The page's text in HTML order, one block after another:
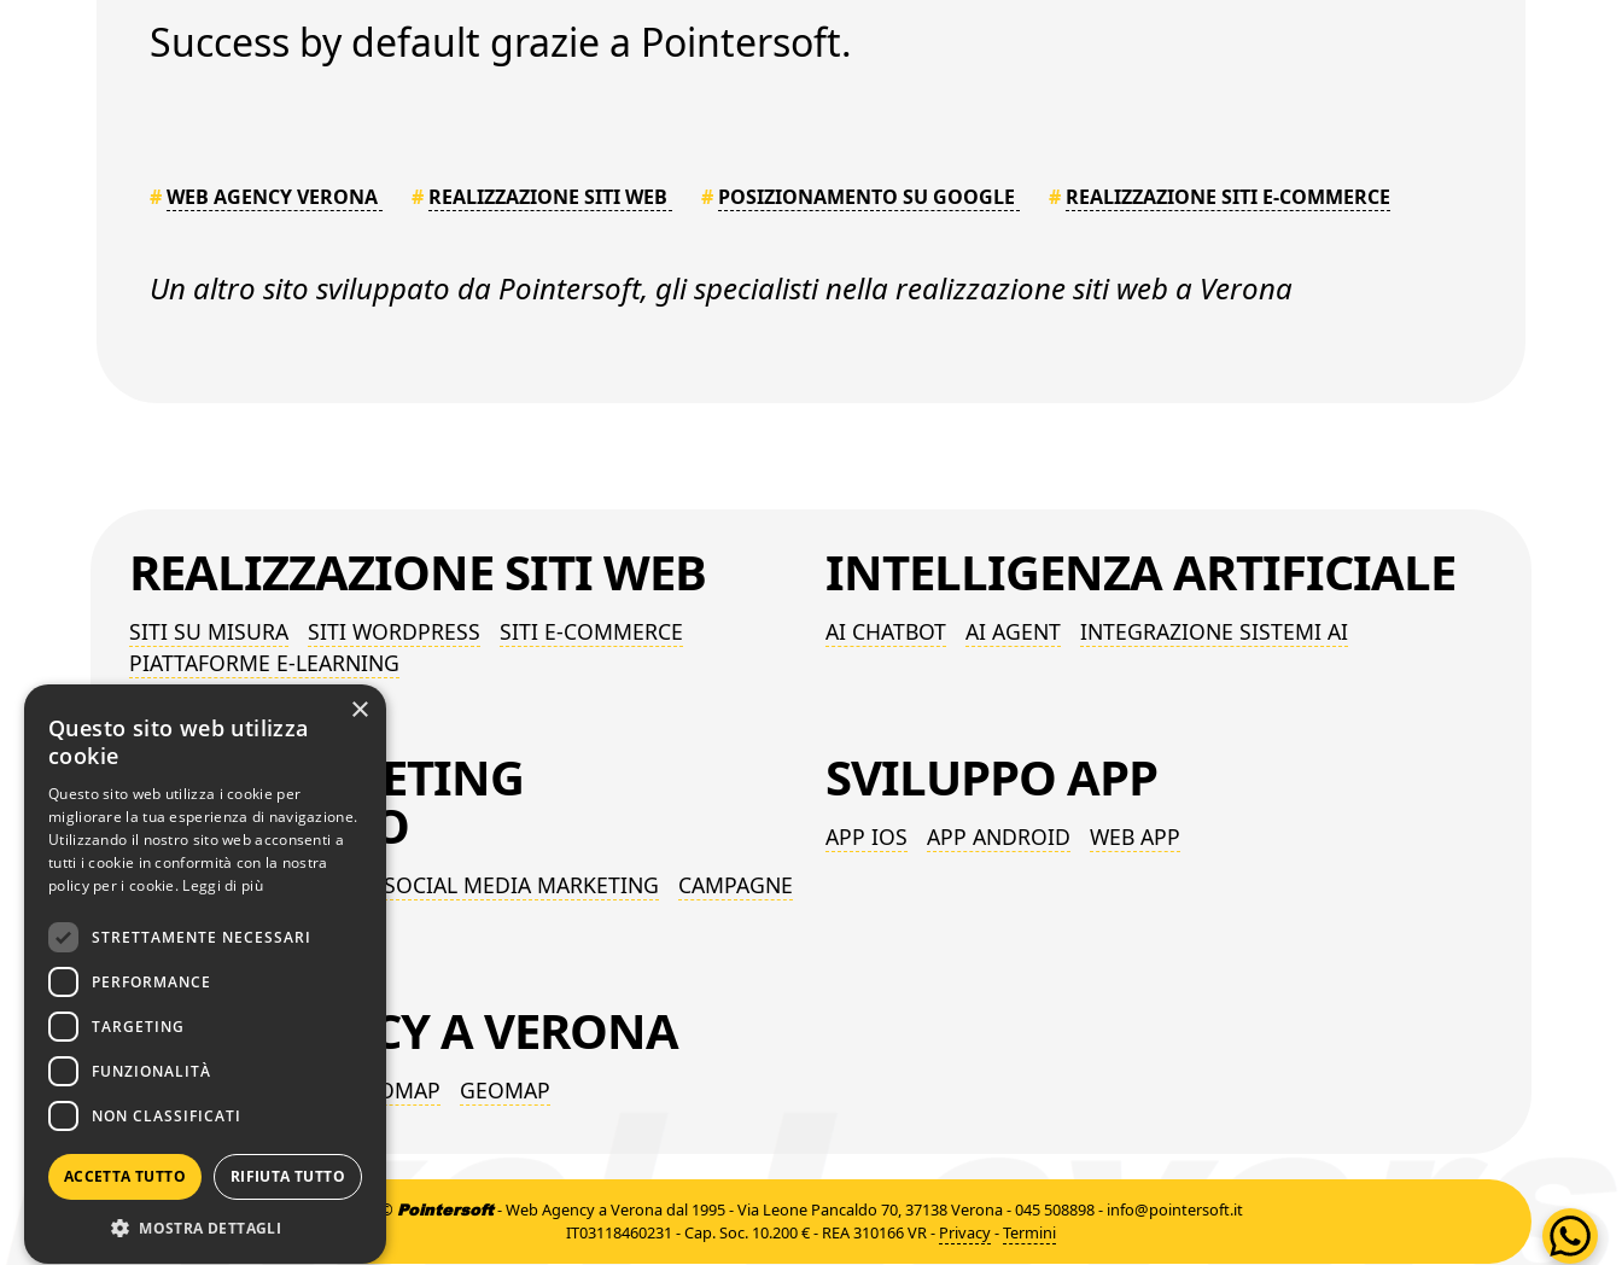
Success by default grazie a Pointersoft.
#WEB AGENCY VERONA # REALIZZAZIONE SITI WEB # POSIZIONAMENTO SU GOOGLE # REALIZZAZIONE SITI E-COMMERCE
Un altro sito sviluppato da Pointersoft, gli specialisti nella realizzazione siti web a Verona
REALIZZAZIONE SITI WEB
SITI SU MISURA SITI WORDPRESS
SITI E-COMMERCE
PIATTAFORME E-LEARNING
INTELLIGENZAARTIFICIALE
AI CHATBOT AI AGENT INTEGRAZIONE SISTEMI AI
WEB MARKETING
STRATEGICO
POSIZIONAMENTO SITI SOCIAL MEDIA MARKETING
CAMPAGNE
SVILUPPOAPP
APP IOS APP ANDROID WEB APP
WEB AGENCYA VERONA
SEOMAP GEOMAP
© Pointersoft-Web Agency a Verona dal 1995-Via Leone Pancaldo 70, 37138 Verona-045 508898 - info@pointersoft.it
IT03118460231 - Cap. Soc. 10.200 €- REA 310166 VR- Privacy-Termini
×
Questo sito web utilizza
cookie
Questo sito web utilizza i cookie per
migliorare la tua esperienza di navigazione.
Utilizzando il nostro sito web acconsenti a
tutti i cookie in conformità con la nostra
policy per i cookie. Leggi di più
STRETTAMENTE NECESSARI
PERFORMANCE
TARGETING
FUNZIONALITÀ
NON CLASSIFICATI
ACCETTA TUTTO RIFIUTA TUTTO
MOSTRA DETTAGLI